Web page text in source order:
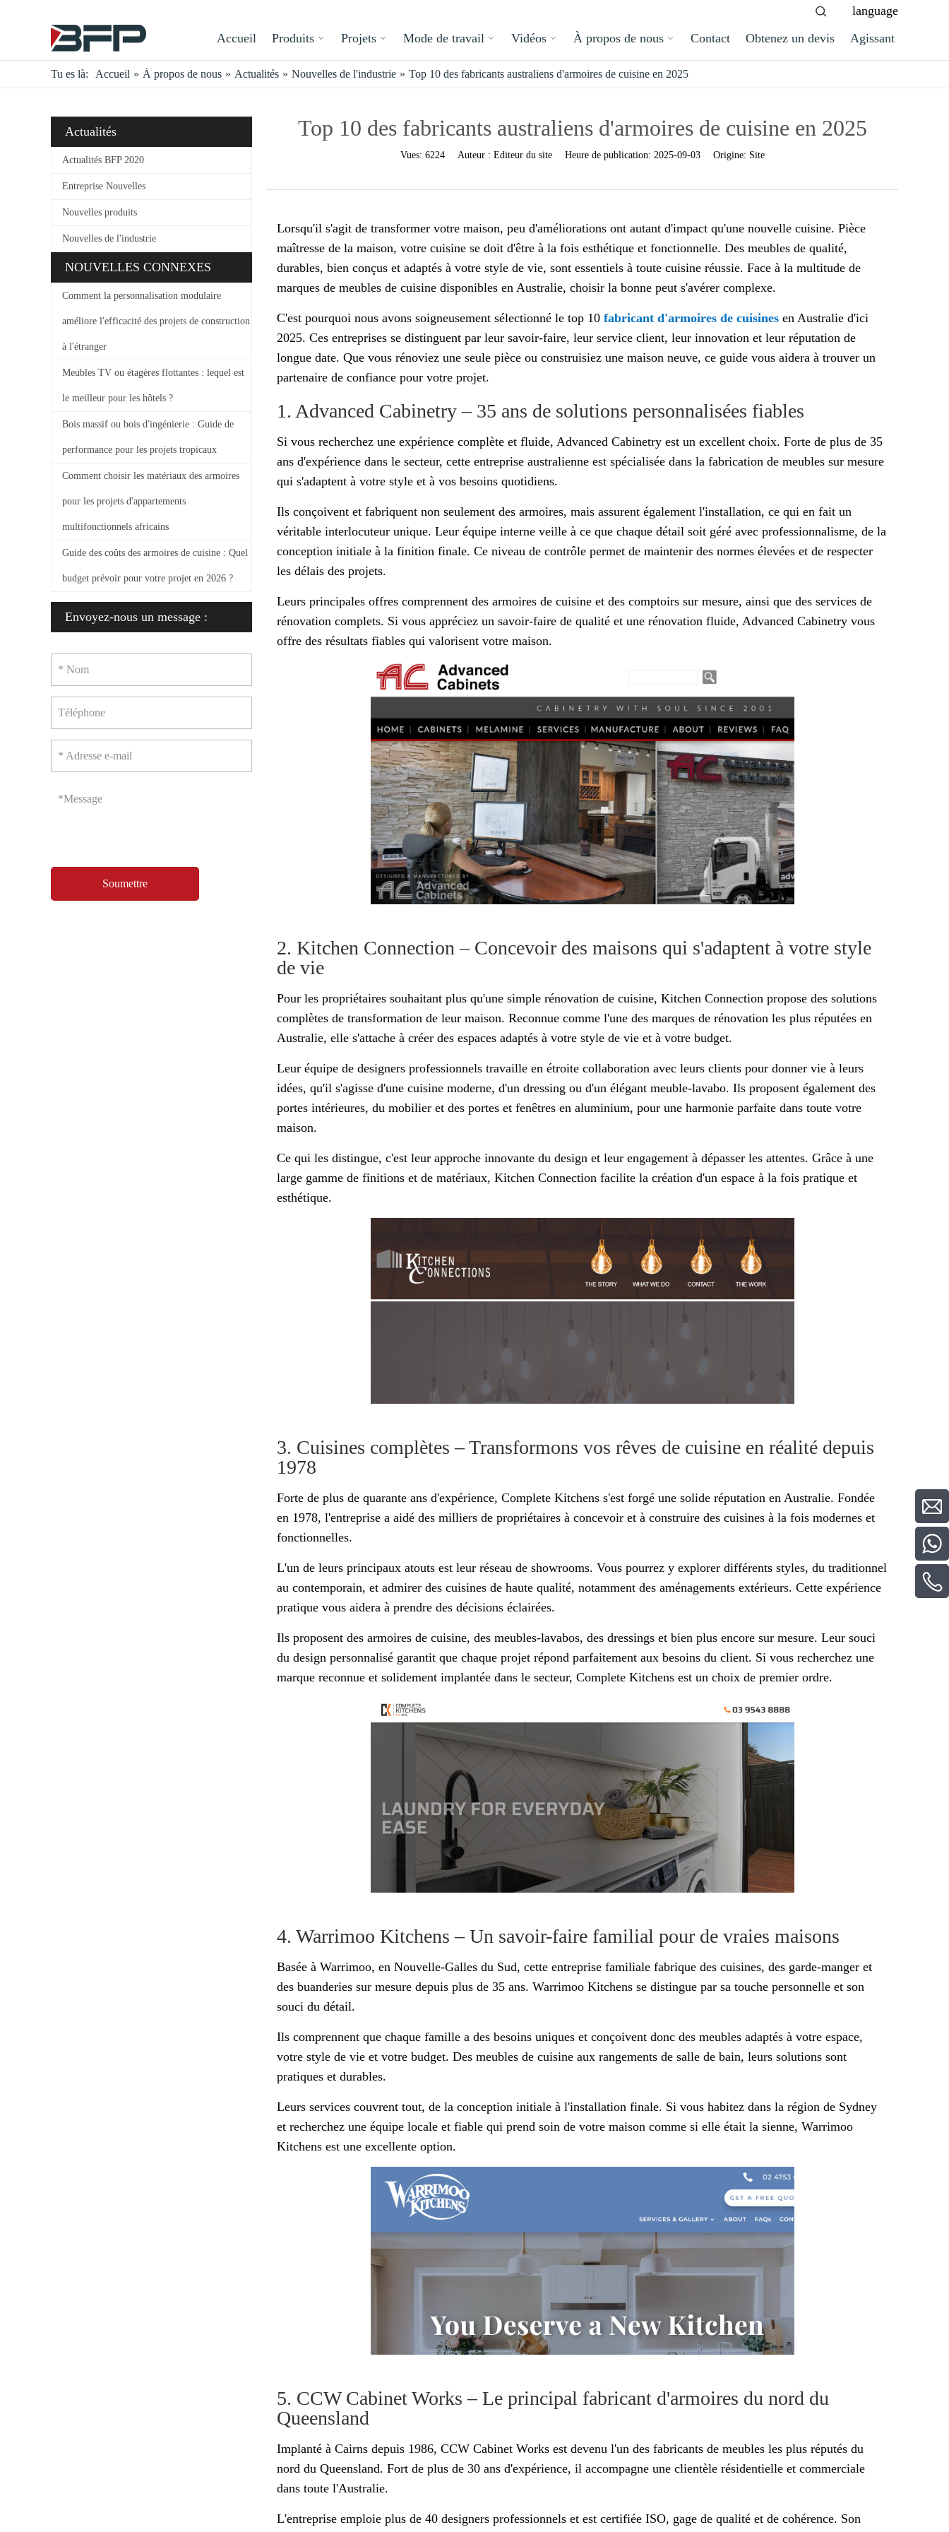
language
Accueil
Produits Projets Mode de travail Vidéos À propos de nous Contact Obtenez un devis Agissant
Tu es là: Accueil » À propos de nous » Actualités » Nouvelles de l'industrie » Top 10 des fabricants australiens d'armoires de cuisine en 2025
Actualités
Actualités BFP 2020
Entreprise Nouvelles
Nouvelles produits
Nouvelles de l'industrie
NOUVELLES CONNEXES
Comment la personnalisation modulaire
améliore l'efficacité des projets de construction
à l'étranger
Meubles TV ou étagères flottantes : lequel est
le meilleur pour les hôtels ?
Bois massif ou bois d'ingénierie : Guide de
performance pour les projets tropicaux
Comment choisir les matériaux des armoires
pour les projets d'appartements
multifonctionnels africains
Guide des coûts des armoires de cuisine : Quel
budget prévoir pour votre projet en 2026 ?
Envoyez-nous un message :
* Nom
Téléphone
* Adresse e-mail
*Message
Top 10 des fabricants australiens d'armoires de cuisine en 2025
Vues: 6224 Auteur : Editeur du site Heure de publication: 2025-09-03 Origine: Site
Lorsqu'il s'agit de transformer votre maison, peu d'améliorations ont autant d'impact qu'une nouvelle cuisine. Pièce
maîtresse de la maison, votre cuisine se doit d'être à la fois esthétique et fonctionnelle. Des meubles de qualité,
durables, bien conçus et adaptés à votre style de vie, sont essentiels à toute cuisine réussie. Face à la multitude de
marques de meubles de cuisine disponibles en Australie, choisir la bonne peut s'avérer complexe.
C'est pourquoi nous avons soigneusement sélectionné le top 10 fabricant d'armoires de cuisines en Australie d'ici
2025. Ces entreprises se distinguent par leur savoir-faire, leur service client, leur innovation et leur réputation de
longue date. Que vous rénoviez une seule pièce ou construisiez une maison neuve, ce guide vous aidera à trouver un
partenaire de confiance pour votre projet.
1. Advanced Cabinetry – 35 ans de solutions personnalisées fiables
Si vous recherchez une expérience complète et fluide, Advanced Cabinetry est un excellent choix. Forte de plus de 35
ans d'expérience dans le secteur, cette entreprise australienne est spécialisée dans la fabrication de meubles sur mesure
qui s'adaptent à votre style et à vos besoins quotidiens.
Ils conçoivent et fabriquent non seulement des armoires, mais assurent également l'installation, ce qui en fait un
véritable interlocuteur unique. Leur équipe interne veille à ce que chaque détail soit géré avec professionnalisme, de la
conception initiale à la finition finale. Ce niveau de contrôle permet de maintenir des normes élevées et de respecter
les délais des projets.
Leurs principales offres comprennent des armoires de cuisine et des comptoirs sur mesure, ainsi que des services de
rénovation complets. Si vous appréciez un savoir-faire de qualité et une rénovation fluide, Advanced Cabinetry vous
offre des résultats fiables qui valorisent votre maison.
2. Kitchen Connection – Concevoir des maisons qui s'adaptent à votre style
de vie
Pour les propriétaires souhaitant plus qu'une simple rénovation de cuisine, Kitchen Connection propose des solutions
complètes de transformation de leur maison. Reconnue comme l'une des marques de rénovation les plus réputées en
Australie, elle s'attache à créer des espaces adaptés à votre style de vie et à votre budget.
Leur équipe de designers professionnels travaille en étroite collaboration avec leurs clients pour donner vie à leurs
idées, qu'il s'agisse d'une cuisine moderne, d'un dressing ou d'un élégant meuble-lavabo. Ils proposent également des
portes intérieures, du mobilier et des portes et fenêtres en aluminium, pour une harmonie parfaite dans toute votre
maison.
Ce qui les distingue, c'est leur approche innovante du design et leur engagement à dépasser les attentes. Grâce à une
large gamme de finitions et de matériaux, Kitchen Connection facilite la création d'un espace à la fois pratique et
esthétique.
3. Cuisines complètes – Transformons vos rêves de cuisine en réalité depuis
1978
Forte de plus de quarante ans d'expérience, Complete Kitchens s'est forgé une solide réputation en Australie. Fondée
en 1978, l'entreprise a aidé des milliers de propriétaires à concevoir et à construire des cuisines à la fois modernes et
fonctionnelles.
L'un de leurs principaux atouts est leur réseau de showrooms. Vous pourrez y explorer différents styles, du traditionnel
au contemporain, et admirer des cuisines de haute qualité, notamment des aménagements extérieurs. Cette expérience
pratique vous aidera à prendre des décisions éclairées.
Ils proposent des armoires de cuisine, des meubles-lavabos, des dressings et bien plus encore sur mesure. Leur souci
du design personnalisé garantit que chaque projet répond parfaitement aux besoins du client. Si vous recherchez une
marque reconnue et solidement implantée dans le secteur, Complete Kitchens est un choix de premier ordre.
4. Warrimoo Kitchens – Un savoir-faire familial pour de vraies maisons
Basée à Warrimoo, en Nouvelle-Galles du Sud, cette entreprise familiale fabrique des cuisines, des garde-manger et
des buanderies sur mesure depuis plus de 35 ans. Warrimoo Kitchens se distingue par sa touche personnelle et son
souci du détail.
Ils comprennent que chaque famille a des besoins uniques et conçoivent donc des meubles adaptés à votre espace,
votre style de vie et votre budget. Des meubles de cuisine aux rangements de salle de bain, leurs solutions sont
pratiques et durables.
Leurs services couvrent tout, de la conception initiale à l'installation finale. Si vous habitez dans la région de Sydney
et recherchez une équipe locale et fiable qui prend soin de votre maison comme si elle était la sienne, Warrimoo
Kitchens est une excellente option.
5. CCW Cabinet Works – Le principal fabricant d'armoires du nord du
Queensland
Implanté à Cairns depuis 1986, CCW Cabinet Works est devenu l'un des fabricants de meubles les plus réputés du
nord du Queensland. Fort de plus de 30 ans d'expérience, il accompagne une clientèle résidentielle et commerciale
dans toute l'Australie.
L'entreprise emploie plus de 40 designers professionnels et est certifiée ISO, gage de qualité et de cohérence. Son